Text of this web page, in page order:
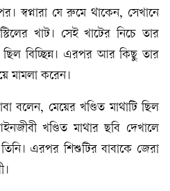
স্বপ্নারা যে রুমে থাকেন, সেখানে
খাট। সেই খাটের নিচে তার
ছিল বিচ্ছিন্ন। এরপর আর কিছু তার
মামলা করেন।
বলেন, মেয়ের খণ্ডিত মাথাটি ছিল
খণ্ডিত মাথার ছবি দেখালে
এরপর শিশুটির বাবাকে জেরা